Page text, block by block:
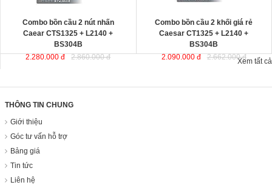
Combo bồn cầu 2 nút nhấn
Caear CTS1325 + L2140 +
BS304B
2.280.000 đ
2.860.000 đ
Combo bồn cầu 2 khối giá rẻ
Caesar CT1325 + L2140 +
BS304B
2.090.000 đ
2.662.000 đXem tất cả
THÔNG TIN CHUNG
Giới thiệu
Góc tư vấn hỗ trợ
Bảng giá
Tin tức
Liên hệ